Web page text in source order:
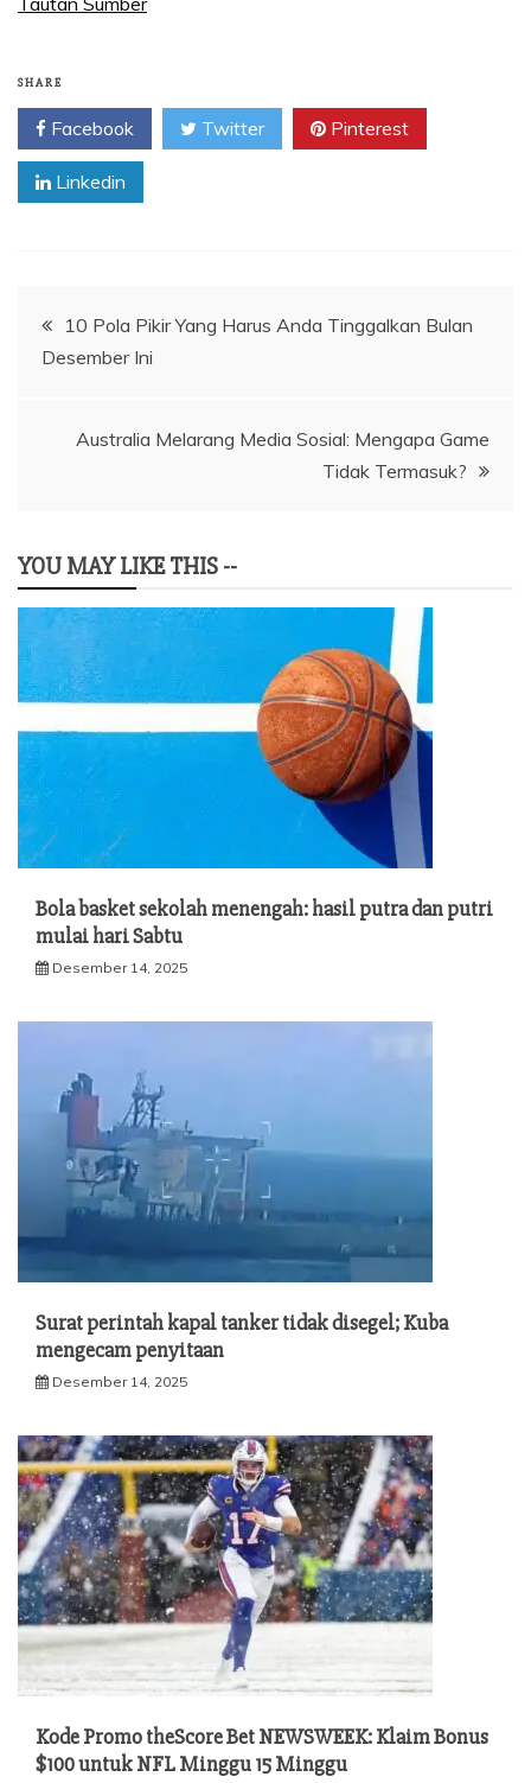
SHARE
Facebook Twitter Pinterest
Linkedin
Navigasi
10 Pola Pikir Yang Harus Anda Tinggalkan Bulan
Desember Ini
Australia Melarang Media Sosial: Mengapa Game
Tidak Termasuk?
YOU MAY LIKE THIS --
Bola basket sekolah menengah: hasil putra dan putri
mulai hari Sabtu
Desember 14, 2025
Surat perintah kapal tanker tidak disegel; Kuba
mengecam penyitaan
Desember 14, 2025
Kode Promo theScore Bet NEWSWEEK: Klaim Bonus
$100 untuk NFL Minggu 15 Minggu